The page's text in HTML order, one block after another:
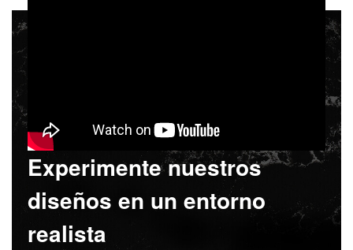
Experimente nuestros
diseños en un entorno
realista